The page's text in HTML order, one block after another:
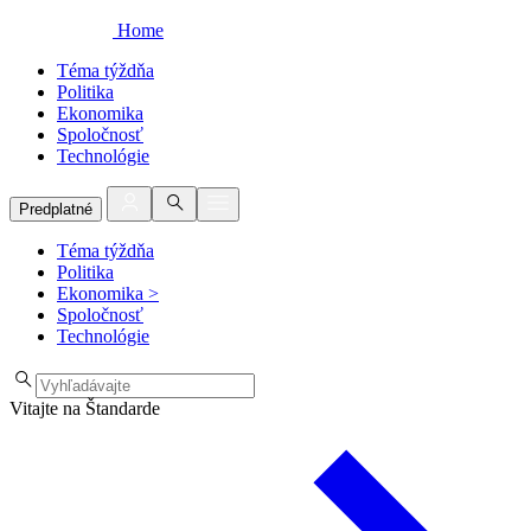
Home
Téma týždňa
Politika
Ekonomika
Spoločnosť
Technológie
Predplatné
Téma týždňa
Politika
Ekonomika >
Spoločnosť
Technológie
Vitajte na Štandarde